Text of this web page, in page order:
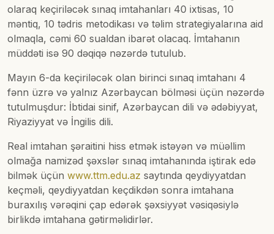
olaraq keçiriləcək sınaq imtahanları 40 ixtisas, 10
məntiq, 10 tədris metodikası və təlim strategiyalarına aid
olmaqla, cəmi 60 sualdan ibarət olacaq. İmtahanın
müddəti isə 90 dəqiqə nəzərdə tutulub.
Mayın 6-da keçiriləcək olan birinci sınaq imtahanı 4
fənn üzrə və yalnız Azərbaycan bölməsi üçün nəzərdə
tutulmuşdur: İbtidai sinif, Azərbaycan dili və ədəbiyyat,
Riyaziyyat və İngilis dili.
Real imtahan şəraitini hiss etmək istəyən və müəllim
olmağa namizəd şəxslər sınaq imtahanında iştirak edə
bilmək üçün www.ttm.edu.az saytında qeydiyyatdan
keçməli, qeydiyyatdan keçdikdən sonra imtahana
buraxılış vərəqini çap edərək şəxsiyyət vəsiqəsiylə
birlikdə imtahana gətirməlidirlər.